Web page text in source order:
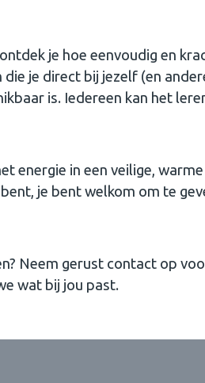
je hoe eenvoudig en
je direct bij jezelf (en
is. Iedereen kan het
energie in een veilige,
je bent welkom om te
Neem gerust contact op
wat bij jou past.